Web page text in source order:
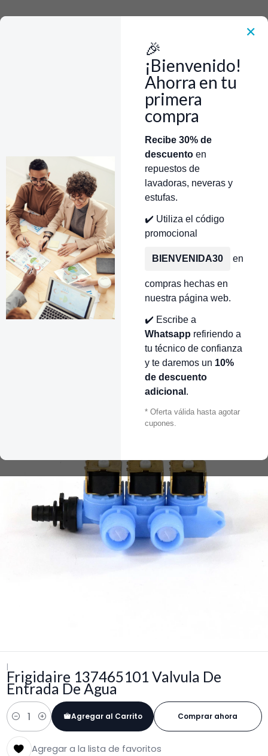
✕
🎉
¡Bienvenido!
Ahorra en tu
primera
compra
Recibe 30% de
descuentoen
repuestos de
lavadoras, neveras y
estufas.
✔️ Utiliza el código
promocional
BIENVENIDA30 en
compras hechas en
nuestra página web.
✔️ Escribe a
Whatsapp refiriendo a
tu técnico de confianza
y te daremos un 10%
de descuento
adicional .
* Oferta válida hasta agotar
cupones.
TiendaTécnicos Autorizados
Donde encontrar modelo? Servicios de Reparación
Repuestos Para Lavadora Frigidaire
Valvula Lavadora Frigidaire
Frigidaire 137465101 Valvula De Entrada De Agua
|
Frigidaire 137465101 Valvula De
Entrada De Agua
Cantidad
Agregar al Carrito Comprar ahora
Agregar a la lista de favoritos